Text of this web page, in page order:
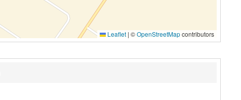
Leaflet | ©OpenStreetMapcontributors